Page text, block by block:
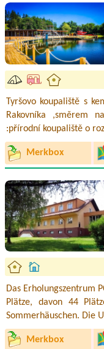
Tyršovo koupaliště s
Rakovníka ,směrem
:přírodní koupaliště o
Merkbox
Das Erholungszentrum
Plätze, davon 44
Sommerhäuschen. Die
Merkbox